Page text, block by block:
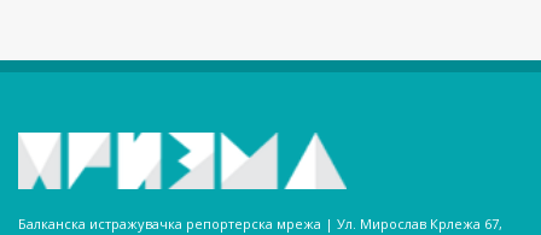
Балканска истражувачка репортерска мрежа | Ул. Мирослав Крлежа 67,